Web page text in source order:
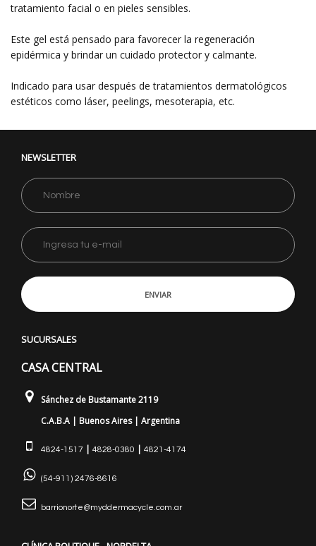
tratamiento facial o en pieles sensibles.
Este gel está pensado para favorecer la regeneración
epidérmica y brindar un cuidado protector y calmante.
Indicado para usar después de tratamientos dermatológicos
estéticos como láser, peelings, mesoterapia, etc.
NEWSLETTER
ENVIAR
SUCURSALES
CASA CENTRAL
Sánchez de Bustamante 2119
C.A.B.A | Buenos Aires | Argentina
4824-1517 | 4828-0380 | 4821-4174
(54-911) 2476-8616
barrionorte@myddermacycle.com.ar